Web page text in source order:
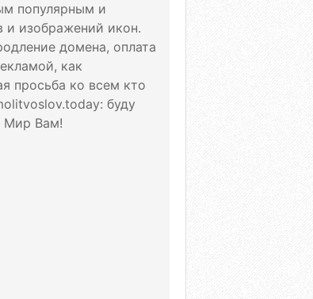
популярным и
и изображений икон.
домена, оплата
как
просьба ко всем кто
буду
Мир Вам!